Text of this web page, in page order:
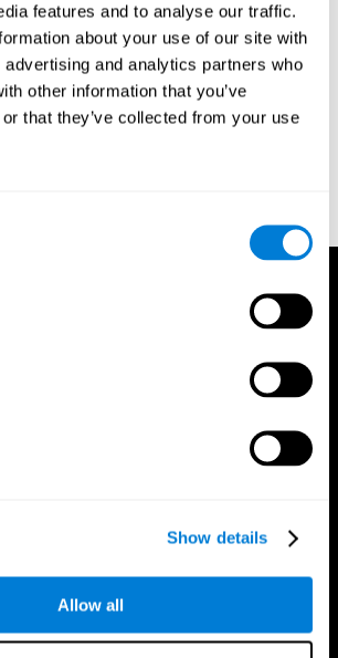
features and to analyse our traffic.
about your use of our site with
and analytics partners who
other information that you’ve
that they’ve collected from your use
Show details
Allow all
Hooper Visual Organization Test Manual.
Psychological Services.
Version of the Hooper Visual